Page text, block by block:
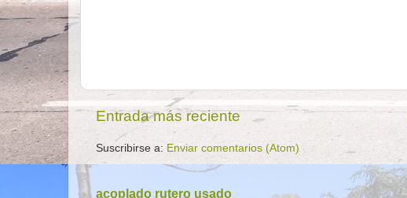
Entrada más reciente
Suscribirse a: Enviar comentarios (Atom)
acoplado rutero usado